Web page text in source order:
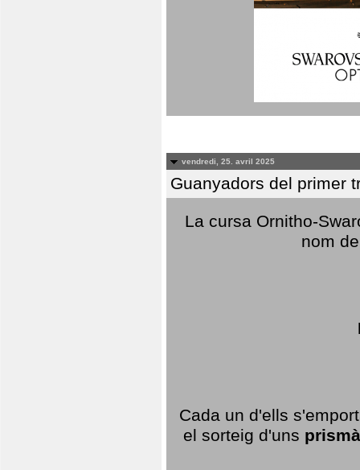
vendredi, 25. avril 2025
Guanyadors del primer
La cursa Ornitho-
nom
Cada un d'ells
el sorteig d'uns